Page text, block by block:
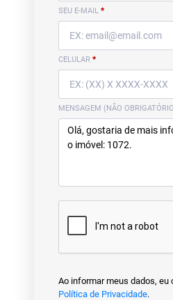
SEU E-MAIL *
CELULAR *
MENSAGEM (NÃO
Ao informar meus dados, eu
Política de Privacidade.